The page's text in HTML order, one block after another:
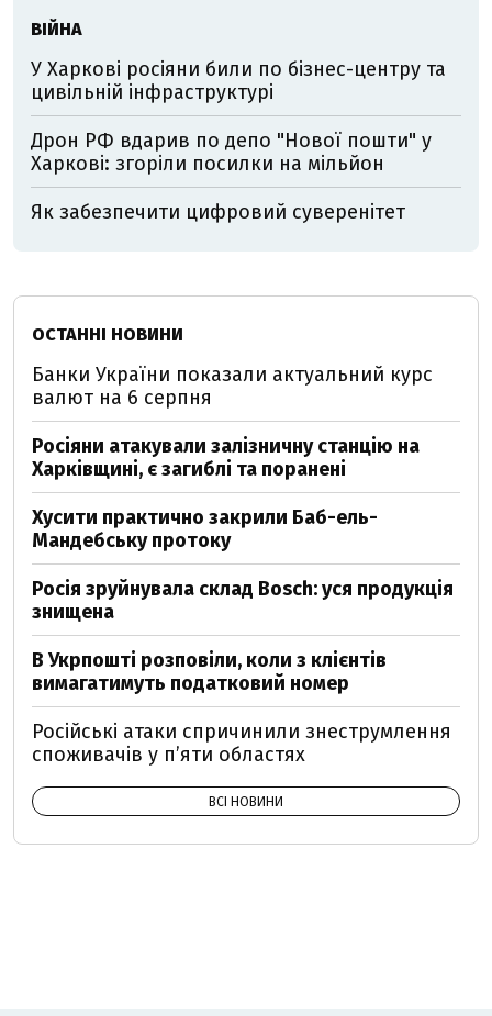
ВІЙНА
У Харкові росіяни били по бізнес-центру та
цивільній інфраструктурі
Дрон РФ вдарив по депо "Нової пошти" у
Харкові: згоріли посилки на мільйон
Як забезпечити цифровий суверенітет
ОСТАННІ НОВИНИ
Банки України показали актуальний курс
валют на 6 серпня
Росіяни атакували залізничну станцію на
Харківщині, є загиблі та поранені
Хусити практично закрили Баб-ель-
Мандебську протоку
Росія зруйнувала склад Bosch: уся продукція
знищена
В Укрпошті розповіли, коли з клієнтів
вимагатимуть податковий номер
Російські атаки спричинили знеструмлення
споживачів у п’яти областях
ВСІ НОВИНИ